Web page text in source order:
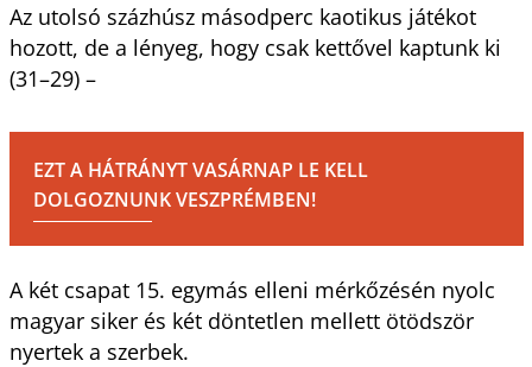
Az utolsó százhúsz másodperc kaotikus játékot
hozott, de a lényeg, hogy csak kettővel kaptunk ki
(31–29) –
EZT A HÁTRÁNYT VASÁRNAP LE KELL
DOLGOZNUNK VESZPRÉMBEN!
A két csapat 15. egymás elleni mérkőzésén nyolc
magyar siker és két döntetlen mellett ötödször
nyertek a szerbek.